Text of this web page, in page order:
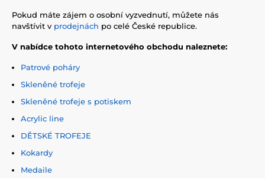
Pokud máte zájem o osobní vyzvednutí, můžete nás
navštívit v prodejnách po celé České republice.
V nabídce tohoto internetového obchodu naleznete:
Patrové poháry
Skleněné trofeje
Skleněné trofeje s potiskem
Acrylic line
DĚTSKÉ TROFEJE
Kokardy
Medaile